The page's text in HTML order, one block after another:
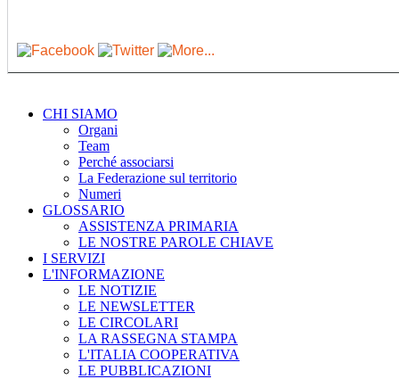
CHI SIAMO
Organi
Team
Perché associarsi
La Federazione sul territorio
Numeri
GLOSSARIO
ASSISTENZA PRIMARIA
LE NOSTRE PAROLE CHIAVE
I SERVIZI
L'INFORMAZIONE
LE NOTIZIE
LE NEWSLETTER
LE CIRCOLARI
LA RASSEGNA STAMPA
L'ITALIA COOPERATIVA
LE PUBBLICAZIONI